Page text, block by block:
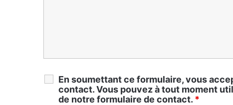
En soumettant ce formulaire, vous
contact. Vous pouvez à tout moment
de notre formulaire de contact. *